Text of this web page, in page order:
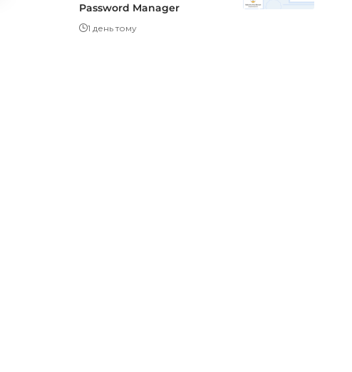
Password Manager
1 день тому